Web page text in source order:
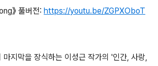
》 풀버전: https://youtu.be/ZGPXOboT
마지막을 장식하는 이성근 작가의 '인간, 사랑,